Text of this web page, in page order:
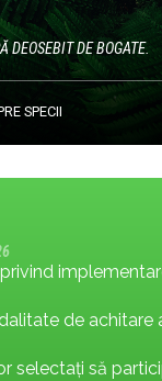
DEOSEBIT DE BOGATE.
SPECII